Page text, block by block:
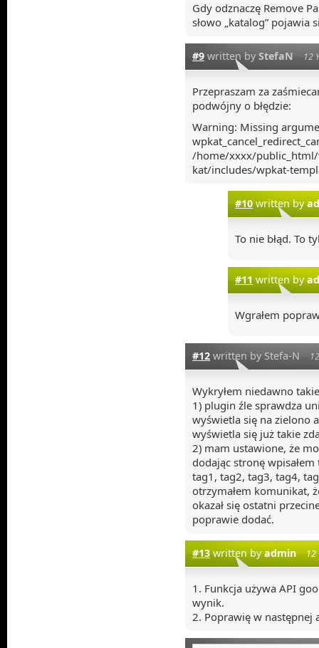
Gdy odznaczę Remove
słowo „katalog” pojawia
#9 written by StefaN 12
Przepraszam za
podwójny o błędzie:
Warning: Missing
/home/xxxx/
kat/includes/wpkat-
#10 written by
To nie błąd. To
#11 written by
Wgrałem
#12 written by Stefa-N
Wykryłem niedawno
1) plugin źle sprawdza
wyświetla się na zielono
wyświetla się już takie
2) mam ustawione, że
dodając stronę wpisałem
tag1, tag2, tag3, tag4,
otrzymałem komunikat,
okazał się ostatni
poprawie dodać.
#13 written byadmin 12
1. Funkcja używa API
wynik.
2. Poprawię w następnej